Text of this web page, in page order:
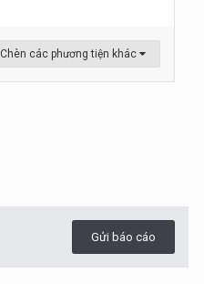
Chèn các phương tiện khác
Gửi báo cáo